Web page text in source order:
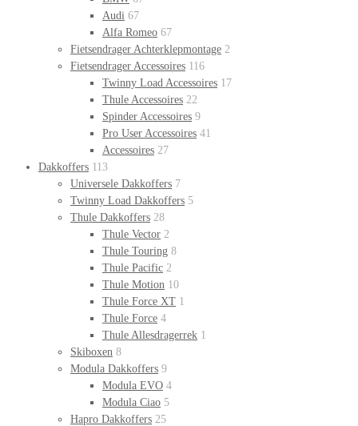
Audi 67
Alfa Romeo 67
Fietsendrager Achterklepmontage 2
Fietsendrager Accessoires 116
Twinny Load Accessoires 17
Thule Accessoires 22
Spinder Accessoires 9
Pro User Accessoires 41
Accessoires 27
Dakkoffers 113
Universele Dakkoffers 7
Twinny Load Dakkoffers 5
Thule Dakkoffers 28
Thule Vector 2
Thule Touring 8
Thule Pacific 2
Thule Motion 10
Thule Force XT 1
Thule Force 4
Thule Allesdragerrek 1
Skiboxen 8
Modula Dakkoffers 9
Modula EVO 4
Modula Ciao 5
Hapro Dakkoffers 25